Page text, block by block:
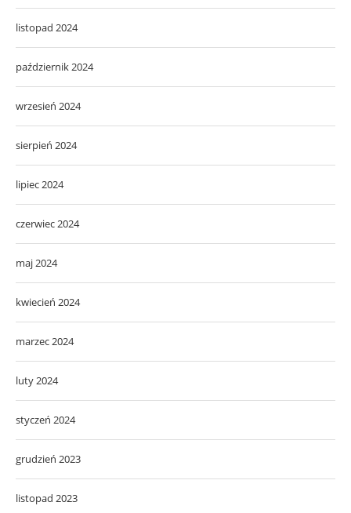
listopad 2024
październik 2024
wrzesień 2024
sierpień 2024
lipiec 2024
czerwiec 2024
maj 2024
kwiecień 2024
marzec 2024
luty 2024
styczeń 2024
grudzień 2023
listopad 2023